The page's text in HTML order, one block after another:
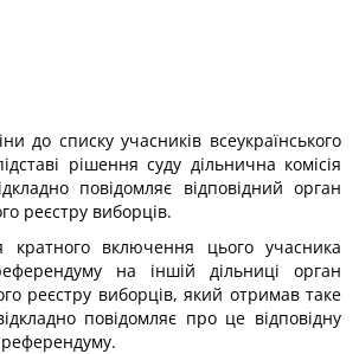
до списку учасників всеукраїнського
рішення суду дільнична комісія
повідомляє відповідний орган
реєстру виборців.
кратного включення цього учасника
на іншій дільниці орган
реєстру виборців, який отримав таке
повідомляє про це відповідну
референдуму.